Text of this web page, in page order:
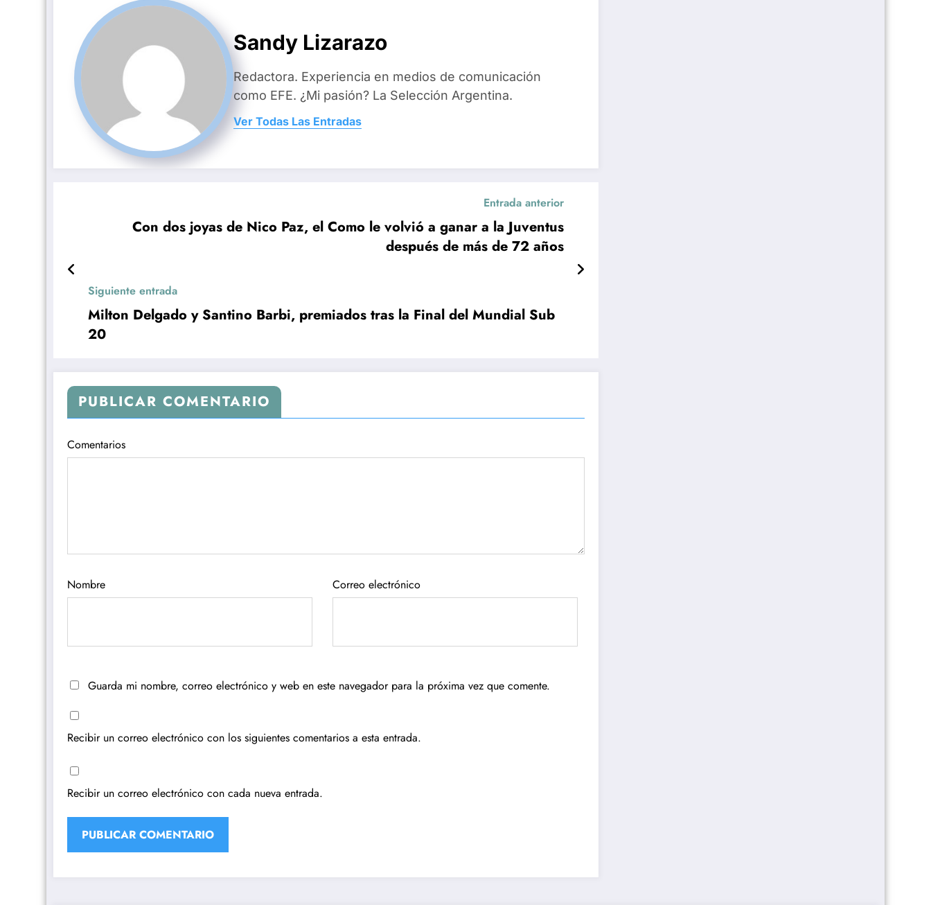
Sandy Lizarazo
Redactora. Experiencia en medios de comunicación
como EFE. ¿Mi pasión? La Selección Argentina.
Ver Todas Las Entradas
Entrada anterior
Con dos joyas de Nico Paz, el Como le volvió a ganar a la Juventus
después de más de 72 años
Siguiente entrada
Milton Delgado y Santino Barbi, premiados tras la Final del Mundial Sub
20
PUBLICAR COMENTARIO
Comentarios
Nombre Correo electrónico
Guarda mi nombre, correo electrónico y web en este navegador para la próxima vez que comente.
Recibir un correo electrónico con los siguientes comentarios a esta entrada.
Recibir un correo electrónico con cada nueva entrada.